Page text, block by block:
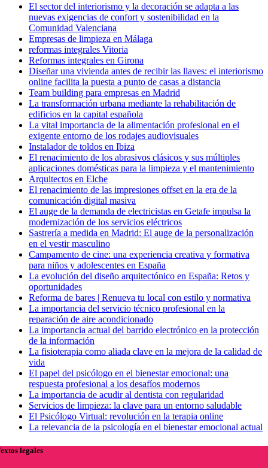
El sector del interiorismo y la decoración se adapta a las
nuevas exigencias de confort y sostenibilidad en la
Comunidad Valenciana
Empresas de limpieza en Málaga
reformas integrales Vitoria
Reformas integrales en Girona
Diseñar una vivienda antes de recibir las llaves: el interiorismo
online facilita la puesta a punto de casas a distancia
Team building para empresas en Madrid
La transformación urbana mediante la rehabilitación de
edificios en la capital española
La vital importancia de la alimentación profesional en el
exigente entorno de los rodajes audiovisuales
Instalador de toldos en Ibiza
El renacimiento de los abrasivos clásicos y sus múltiples
aplicaciones domésticas para la limpieza y el mantenimiento
Arquitectos en Elche
El renacimiento de las impresiones offset en la era de la
comunicación digital masiva
El auge de la demanda de electricistas en Getafe impulsa la
modernización de los servicios eléctricos
Sastrería a medida en Madrid: El auge de la personalización
en el vestir masculino
Campamento de cine: una experiencia creativa y formativa
para niños y adolescentes en España
La evolución del diseño arquitectónico en España: Retos y
oportunidades
Reforma de bares | Renueva tu local con estilo y normativa
La importancia del servicio técnico profesional en la
reparación de aire acondicionado
La importancia actual del barrido electrónico en la protección
de la información
La fisioterapia como aliada clave en la mejora de la calidad de
vida
El papel del psicólogo en el bienestar emocional: una
respuesta profesional a los desafíos modernos
La importancia de acudir al dentista con regularidad
Servicios de limpieza: la clave para un entorno saludable
El Psicólogo Virtual: revolución en la terapia online
La relevancia de la psicología en el bienestar emocional actual
legales